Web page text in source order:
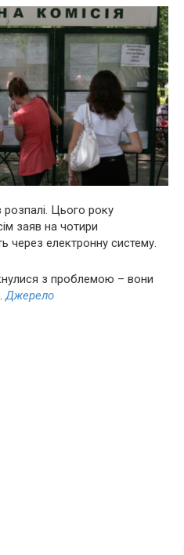
розпалі. Цього року
заяв на чотири
через електронну систему.
з проблемою – вони
Джерело